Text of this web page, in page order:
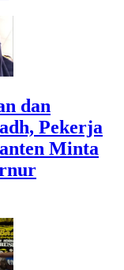
dan
Pekerja
Minta